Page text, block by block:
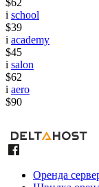
$62
i school
$39
i academy
$45
i salon
$62
i aero
$90
Оренда